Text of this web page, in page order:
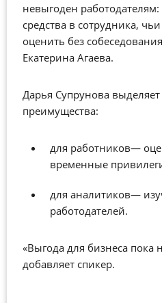
невыгоден
средства в сотрудника,
оценить без
Екатерина Агаева.
Дарья Супрунова
преимущества:
для работников—
временные
для аналитиков—
работодателей.
«Выгода для бизнеса пока
добавляет спикер.